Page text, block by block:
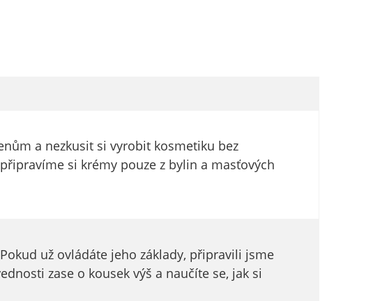
a nezkusit si vyrobit kosmetiku bez
si krémy pouze z bylin a masťových
už ovládáte jeho základy, připravili jsme
zase o kousek výš a naučíte se, jak si